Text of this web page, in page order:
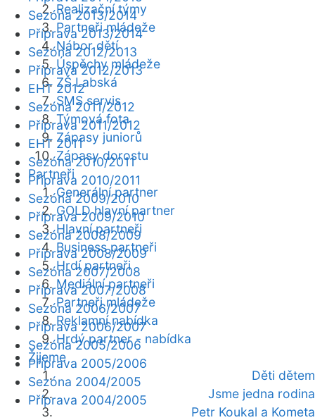
Realizační týmy
Partneři mládeže
Nábor dětí
Úspěchy mládeže
ZŠ Labská
SMS servis
Týmová fota
Zápasy juniorů
Zápasy dorostu
Partneři
Generální partner
GOLD hlavní partner
Hlavní partneři
Business partneři
Hrdí partneři
Mediální partneři
Partneři mládeže
Reklamní nabídka
Hrdý partner - nabídka
Žijeme
Děti dětem
Jsme jedna rodina
Petr Koukal a Kometa
Sezóna 2013/2014
Příprava 2013/2014
Sezóna 2012/2013
Příprava 2012/2013
EHT 2012
Sezóna 2011/2012
Příprava 2011/2012
EHT 2011
Sezóna 2010/2011
Příprava 2010/2011
Sezóna 2009/2010
Příprava 2009/2010
Sezóna 2008/2009
Příprava 2008/2009
Sezóna 2007/2008
Příprava 2007/2008
Sezóna 2006/2007
Příprava 2006/2007
Sezóna 2005/2006
Příprava 2005/2006
Sezóna 2004/2005
Příprava 2004/2005